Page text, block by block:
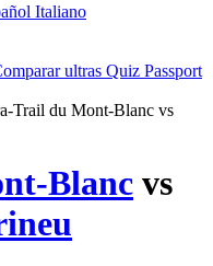
Italiano
ultras Quiz Passport
Trail du Mont-Blanc vs
Blanc vs